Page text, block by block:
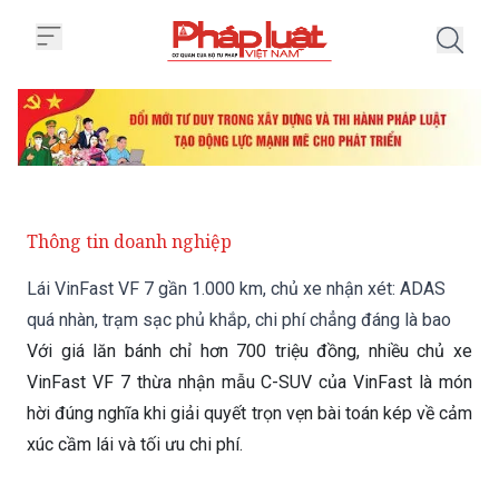
Thông tin doanh nghiệp
Lái VinFast VF 7 gần 1.000 km, chủ xe nhận xét: ADAS
quá nhàn, trạm sạc phủ khắp, chi phí chẳng đáng là bao
Với giá lăn bánh chỉ hơn 700 triệu đồng, nhiều chủ xe
VinFast VF 7 thừa nhận mẫu C-SUV của VinFast là món
hời đúng nghĩa khi giải quyết trọn vẹn bài toán kép về cảm
xúc cầm lái và tối ưu chi phí.